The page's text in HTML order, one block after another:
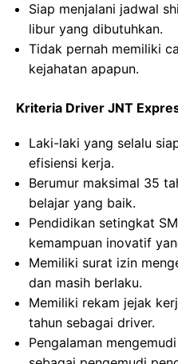
Siap menjalani jadwal
libur yang dibutuhkan.
Tidak pernah memiliki
kejahatan apapun.
Kriteria Driver JNT
Laki-laki yang selalu
efisiensi kerja.
Berumur maksimal 35
belajar yang baik.
Pendidikan setingkat
kemampuan inovatif
Memiliki surat izin
dan masih berlaku.
Memiliki rekam jejak
tahun sebagai driver.
Pengalaman